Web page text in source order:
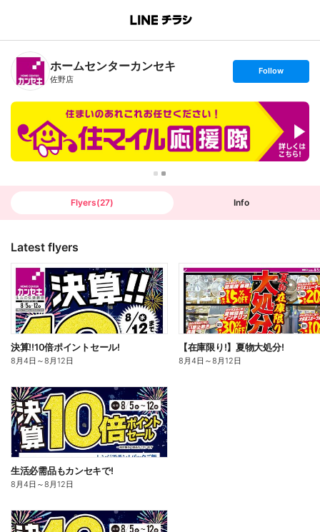
B
n
T
ホームセンターカンセキ
佐野店
s
t
o
l
Follow
Flyers(27) Info
Latest flyers
決算!!10倍ポイントセール!
8月4日 ～8月12日
【在庫限り!】夏物大処分!
8月4日 ～8月12日
生活必需品もカンセキで!
8月4日 ～8月12日